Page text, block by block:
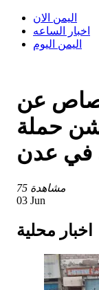
اليمن الان
اخبار الساعه
اليمن اليوم
عن
حملة
في عدن
75 مشاهدة
03 Jun
اخبار محلية